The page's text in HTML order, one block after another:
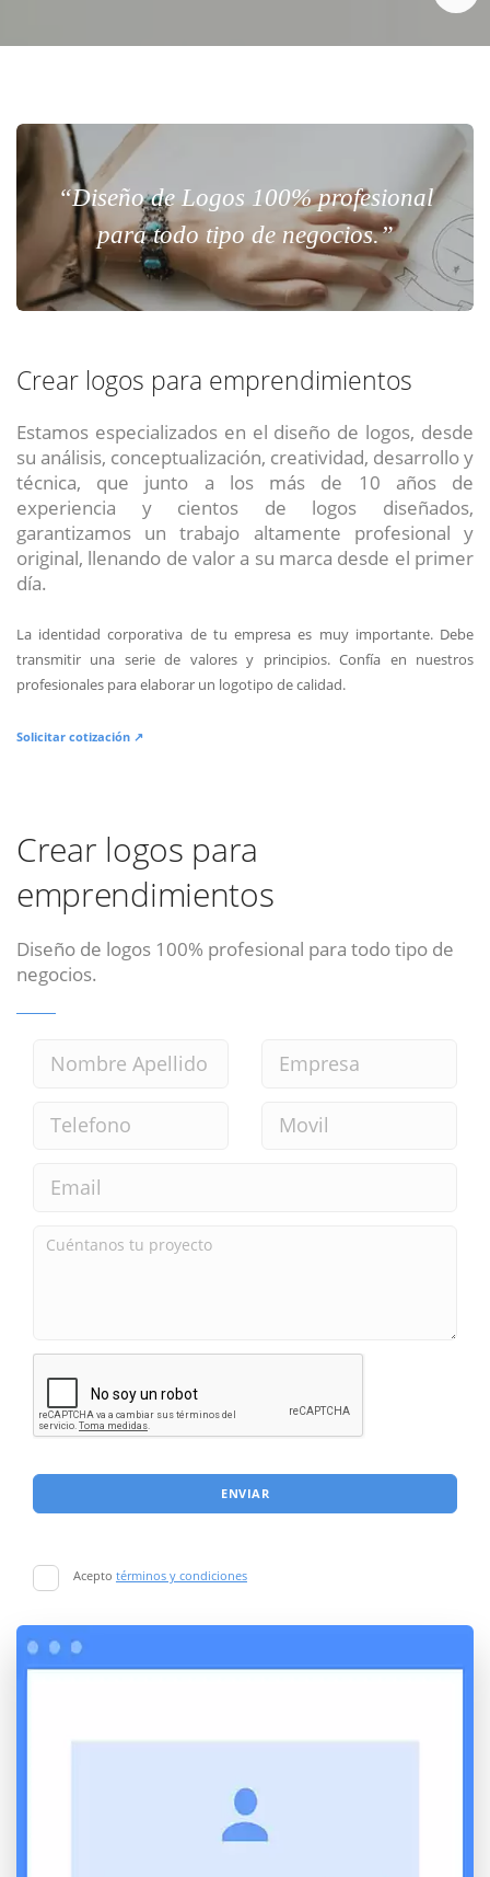
“Diseño de Logos 100% profesional
para todo tipo de negocios.”
Crear logos para emprendimientos
Estamos especializados en el diseño de logos, desde
su análisis, conceptualización, creatividad, desarrollo y
técnica, que junto a los más de 10 años de
experiencia y cientos de logos diseñados,
garantizamos un trabajo altamente profesional y
original, llenando de valor a su marca desde el primer
día.
La identidad corporativa de tu empresa es muy importante. Debe
transmitir una serie de valores y principios. Confía en nuestros
profesionales para elaborar un logotipo de calidad.
Solicitar cotización ↗
Crear logos para
emprendimientos
Diseño de logos 100% profesional para todo tipo de
negocios.
ENVIAR
Acepto términos y condiciones